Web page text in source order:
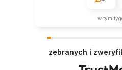
w tym
zebranych i